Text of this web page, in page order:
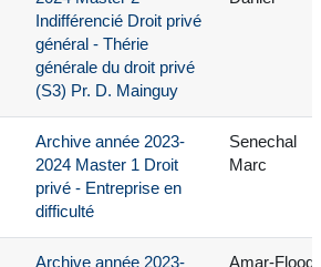
Indifférencié Droit privé
général - Thérie
générale du droit privé
(S3) Pr. D. Mainguy
Archive année 2023-
2024 Master 1 Droit
privé - Entreprise en
difficulté
Senechal
Marc
Archive année 2023-
Amar-Flood